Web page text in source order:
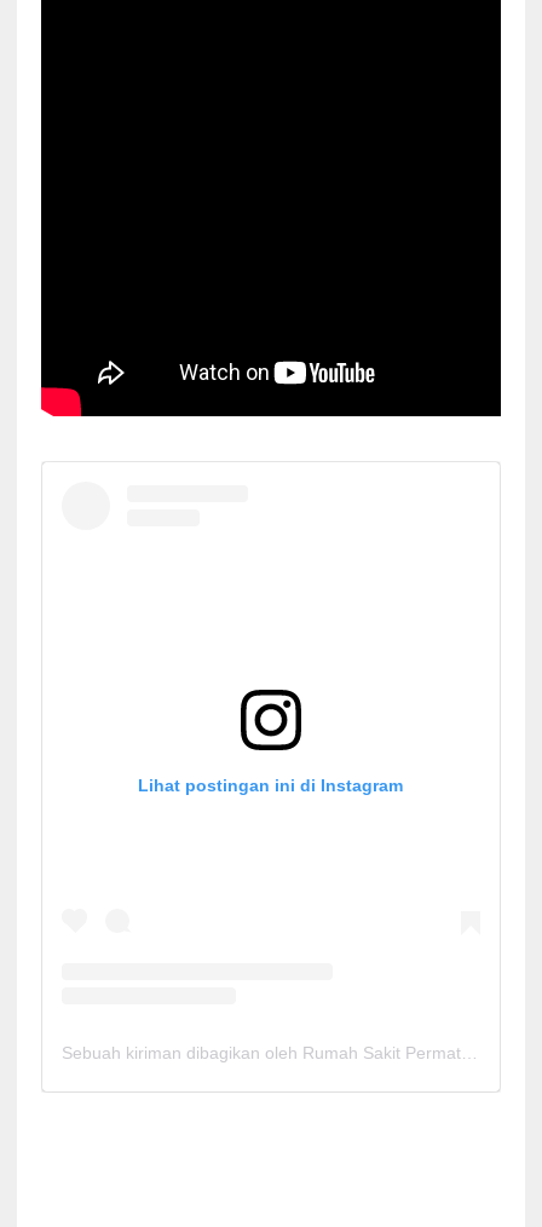
Lihat postingan ini di Instagram
Sebuah kiriman dibagikan oleh Rumah Sakit Permata Cirebon (@rspermatacirebon)